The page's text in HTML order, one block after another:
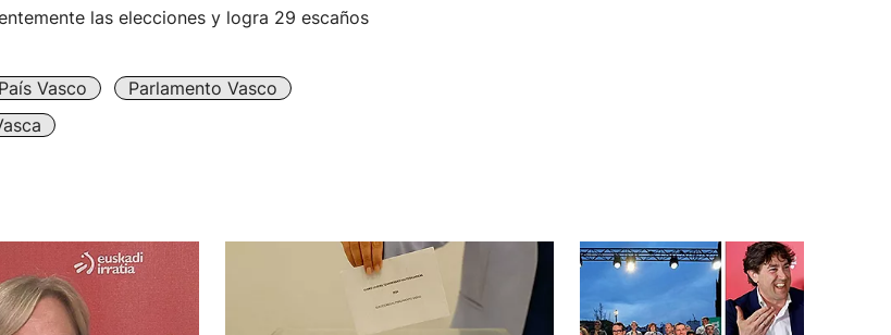
las elecciones y logra 29 escaños
Vasco
Parlamento Vasco